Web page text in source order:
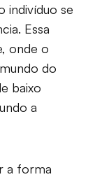
indivíduo se
Essa
onde o
do
baixo
a
a forma